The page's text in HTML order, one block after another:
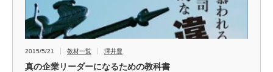
2015/5/21 教材一覧 澤井豊
真の企業リーダーになるための教科書